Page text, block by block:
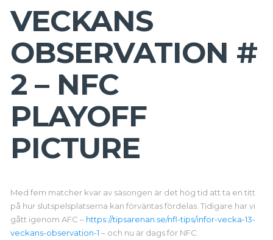
VECKANS
OBSERVATION #
2 – NFC
PLAYOFF
PICTURE
Med fem matcher kvar av säsongen är det hög tid att ta en titt
på hur slutspelsplatserna kan förväntas fördelas. Tidigare har vi
gått igenom AFC – https://tipsarenan.se/nfl-tips/infor-vecka-13-
veckans-observation-1 – och nu är dags för NFC.